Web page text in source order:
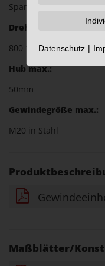
Spannzange, Stellhülse
Drehzahl max.:
800 1/min.
Hub max.:
50mm
Gewindegröße max.:
M20 in Stahl
Maßblätter/
Datenschutz